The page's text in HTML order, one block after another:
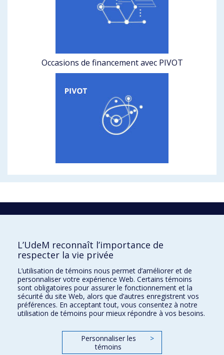
Occasions de financement avec PIVOT
La recherche
C.P. 6128, succursale Centre-ville
Montréal, Québec, Canada
Courriel:recherche@umontreal.ca
Qui fait quoi?
Nous trouver
L’UdeM reconnaît l’importance de
respecter la vie privée
L’utilisation de témoins nous permet d’améliorer et de
personnaliser votre expérience Web. Certains témoins
sont obligatoires pour assurer le fonctionnement et la
sécurité du site Web, alors que d’autres enregistrent vos
préférences. En acceptant tout, vous consentez à notre
utilisation de témoins pour mieux répondre à vos besoins.
Personnaliser les
témoins
>